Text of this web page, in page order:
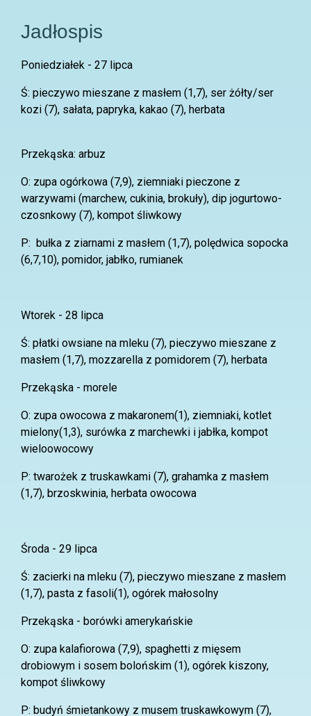
Jadłospis
Poniedziałek - 27 lipca
Ś: pieczywo mieszane z masłem (1,7), ser żółty/ser
kozi (7), sałata, papryka, kakao (7), herbata
Przekąska: arbuz
O: zupa ogórkowa (7,9), ziemniaki pieczone z
warzywami (marchew, cukinia, brokuły), dip jogurtowo-
czosnkowy (7), kompot śliwkowy
P: bułka z ziarnami z masłem (1,7), polędwica sopocka
(6,7,10), pomidor, jabłko, rumianek
Wtorek - 28 lipca
Ś: płatki owsiane na mleku (7), pieczywo mieszane z
masłem (1,7), mozzarella z pomidorem (7), herbata
Przekąska - morele
O: zupa owocowa z makaronem(1), ziemniaki, kotlet
mielony(1,3), surówka z marchewki i jabłka, kompot
wieloowocowy
P: twarożek z truskawkami (7), grahamka z masłem
(1,7), brzoskwinia, herbata owocowa
Środa - 29 lipca
Ś: zacierki na mleku (7), pieczywo mieszane z masłem
(1,7), pasta z fasoli(1), ogórek małosolny
Przekąska - borówki amerykańskie
O: zupa kalafiorowa (7,9), spaghetti z mięsem
drobiowym i sosem bolońskim (1), ogórek kiszony,
kompot śliwkowy
P: budyń śmietankowy z musem truskawkowym (7),